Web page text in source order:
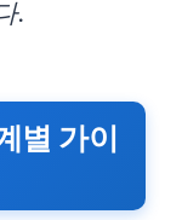
.
별 가이